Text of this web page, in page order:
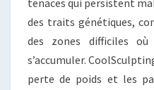
tenaces qui persistent
des traits génétiques,
des zones difficiles
s’accumuler.
perte de poids et les